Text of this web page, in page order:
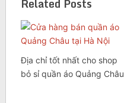
Related Posts
Địa chỉ tốt nhất cho shop
bỏ sỉ quần áo Quảng Châu